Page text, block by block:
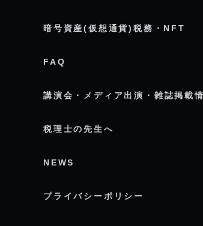
暗号資産(仮想通貨)税務・NFT
FAQ
講演会・メディア出演・雑誌掲載
税理士の先生へ
NEWS
プライバシーポリシー